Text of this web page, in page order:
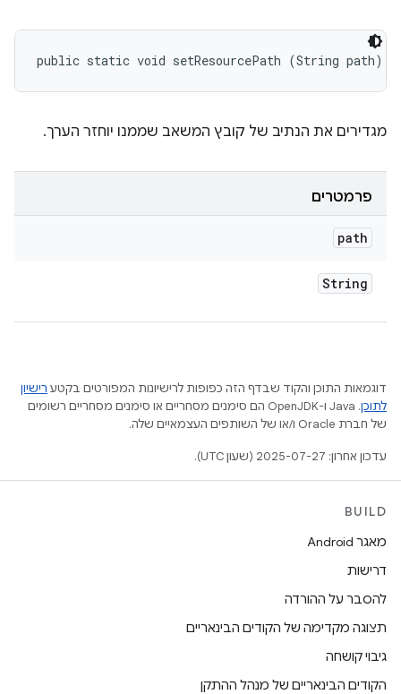
public static void setResourcePath (String path)
מגדירים את הנתיב של קובץ המשאב שממנו יוחזר הערך.
פרמטרים
path
String
דוגמאות התוכן והקוד שבדף הזה כפופות לרישיונות המפורטים בקטע רישיון
לתוכן
.‏ Java ו-OpenJDK הם סימנים מסחריים או סימנים מסחריים רשומים
של חברת Oracle ו/או של השותפים העצמאיים שלה.
עדכון אחרון: 2025-07-27 (שעון UTC).
BUILD
מאגר Android
דרישות
להסבר על ההורדה
תצוגה מקדימה של הקודים הבינאריים
גיבוי קושחה
הקודים הבינאריים של מנהל ההתקן